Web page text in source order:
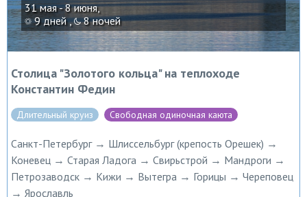
31 мая - 8 июня,
9 дней , 8 ночей
Столица "Золотого кольца" на теплоходе
Константин Федин
Длительный круиз Свободная одиночная каюта
Санкт-Петербург → Шлиссельбург (крепость Орешек) →
Коневец → Старая Ладога → Свирьстрой → Мандроги →
Петрозаводск → Кижи → Вытегра → Горицы → Череповец
→ Ярославль